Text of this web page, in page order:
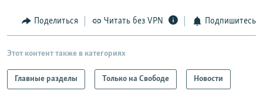
Поделиться Читать без VPN Подпишитесь
Этот контент также в категориях
Главные разделы Только на Свободе Новости